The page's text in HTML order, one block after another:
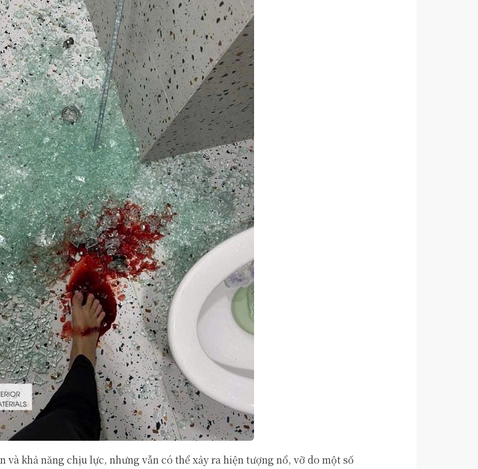
khả năng chịu lực, nhưng vẫn có thể xảy ra hiện tượng nổ, vỡ do một số